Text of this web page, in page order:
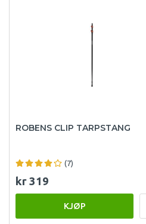
ROBENS CLIP TARPSTANG
(7)
kr 319
KJØP